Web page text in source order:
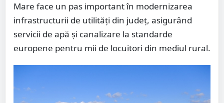
Mare face un pas important în modernizarea
infrastructurii de utilități din județ, asigurând
servicii de apă și canalizare la standarde
europene pentru mii de locuitori din mediul rural.